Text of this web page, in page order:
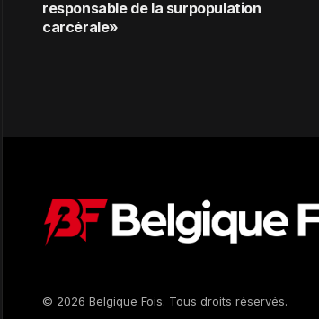
responsable de la surpopulation
carcérale»
© 2026 Belgique Fois. Tous droits réservés.